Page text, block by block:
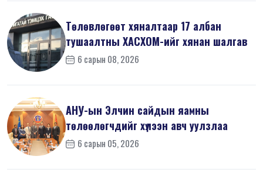
Төлөвлөгөөт хяналтаар 17 албан
тушаалтны ХАСХОМ-ийг хянан шалгав
6 сарын 08, 2026
АНУ-ын Элчин сайдын яамны
төлөөлөгчдийг хүлээн авч уулзлаа
6 сарын 05, 2026